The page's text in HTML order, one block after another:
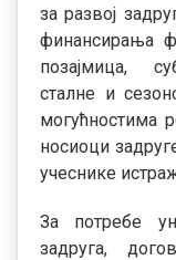
за развој
финансирања
позајмица,
сталне и
могућностима
носиоци
учеснике
За потребе
задруга,